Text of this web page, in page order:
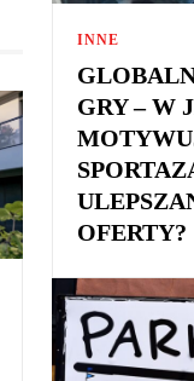
INNE
GRY – W
OFERTY?